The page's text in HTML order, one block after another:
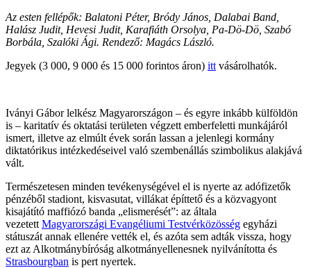
Az esten fellépők: Balatoni Péter, Bródy János, Dalabai Band,
Halász Judit, Hevesi Judit, Karafiáth Orsolya, Pa-Dö-Dö, Szabó
Borbála, Szalóki Ági. Rendező: Magács László.
Jegyek (3 000, 9 000 és 15 000 forintos áron) itt vásárolhatók.
Iványi Gábor lelkész Magyarországon – és egyre inkább külföldön
is – karitatív és oktatási területen végzett emberfeletti munkájáról
ismert, illetve az elmúlt évek során lassan a jelenlegi kormány
diktatórikus intézkedéseivel való szembenállás szimbolikus alakjává
vált.
Természetesen minden tevékenységével el is nyerte az adófizetők
pénzéből stadiont, kisvasutat, villákat építtető és a közvagyont
kisajátító maffiózó banda „elismerését”: az általa
vezetett Magyarországi Evangéliumi Testvérközösség egyházi
státuszát annak ellenére vették el, és azóta sem adták vissza, hogy
ezt az Alkotmánybíróság alkotmányellenesnek nyilvánította és
Strasbourgban is pert nyertek.